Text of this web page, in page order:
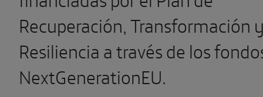
Recuperación, Transformación
Resiliencia a través de los
NextGenerationEU.